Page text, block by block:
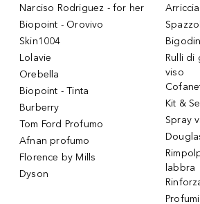
Narciso Rodriguez - for her
Biopoint - Orovivo
Skin1004
Lolavie
Orebella
Biopoint - Tinta
Burberry
Tom Ford Profumo
Afnan profumo
Florence by Mills
Dyson
Rulli di
viso
Kit &
Spray
labbra